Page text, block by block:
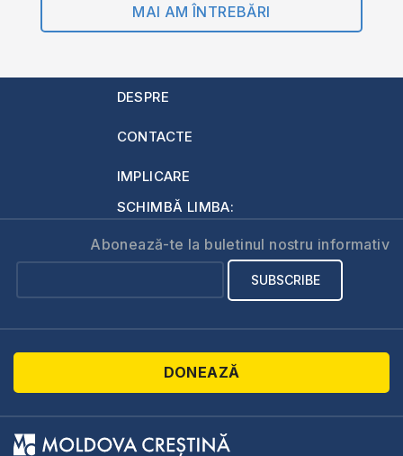
MAI AM ÎNTREBĂRI
DESPRE
CONTACTE
IMPLICARE
SCHIMBĂ LIMBA:
Abonează-te la buletinul nostru informativ
DONEAZĂ